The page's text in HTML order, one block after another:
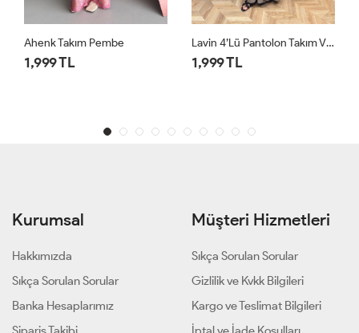
1,999 TL 1,999 TL
Kurumsal
Hakkımızda
Sıkça Sorulan Sorular
Banka Hesaplarımız
Müşteri Hizmetleri
Sıkça Sorulan Sorular
Gizlilik ve Kvkk Bilgileri
Kargo ve Teslimat Bilgileri